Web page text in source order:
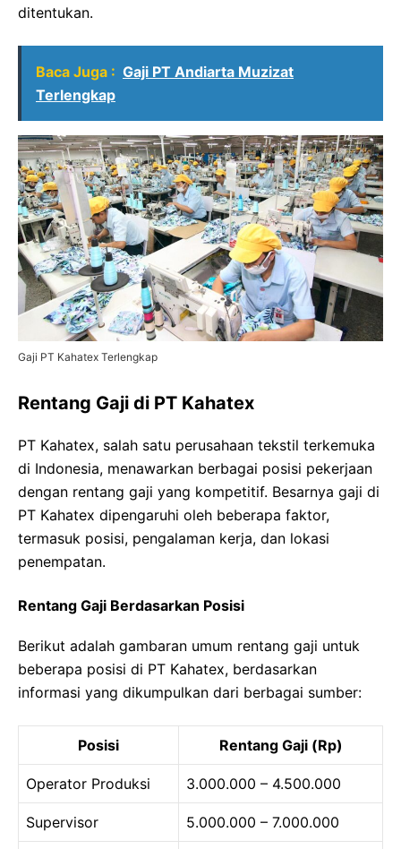
ditentukan.
Baca Juga : Gaji PT Andiarta Muzizat
Terlengkap
Gaji PT Kahatex Terlengkap
Rentang Gaji di PT Kahatex
PT Kahatex, salah satu perusahaan tekstil terkemuka
di Indonesia, menawarkan berbagai posisi pekerjaan
dengan rentang gaji yang kompetitif. Besarnya gaji di
PT Kahatex dipengaruhi oleh beberapa faktor,
termasuk posisi, pengalaman kerja, dan lokasi
penempatan.
Rentang Gaji Berdasarkan Posisi
Berikut adalah gambaran umum rentang gaji untuk
beberapa posisi di PT Kahatex, berdasarkan
informasi yang dikumpulkan dari berbagai sumber:
Posisi Rentang Gaji (Rp)
Operator Produksi 3.000.000 – 4.500.000
Supervisor 5.000.000 – 7.000.000